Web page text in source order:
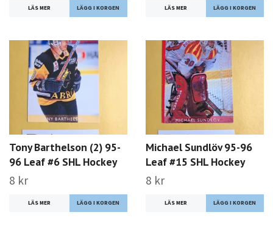
LÄS MER LÄS MER
Tony Barthelson (2) 95-
96 Leaf #6 SHL Hockey
8 kr
LÄS MER
Michael Sundlöv 95-96
Leaf #15 SHL Hockey
8 kr
LÄS MER